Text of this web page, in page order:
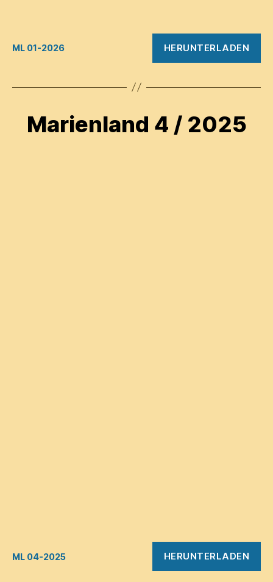
ML 01-2026 HERUNTERLADEN
Marienland 4 / 2025
ML 04-2025 HERUNTERLADEN